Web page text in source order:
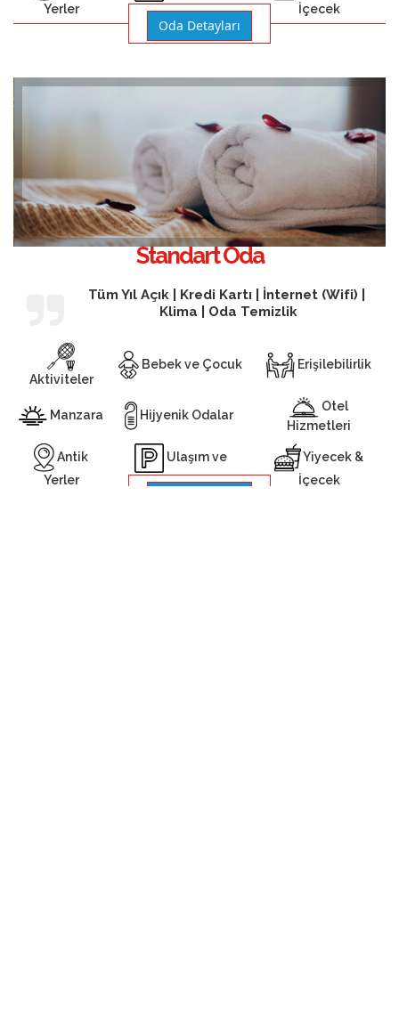
Yerler
Otopark
İçecek
Oda Detayları
Standart Oda
Tüm Yıl Açık | Kredi Kartı | İnternet (Wifi) |
Klima | Oda Temizlik
Aktiviteler
Bebek ve Çocuk Erişilebilirlik
Manzara Hijyenik Odalar
Otel
Hizmetleri
Antik
Yerler
Ulaşım ve
Otopark
Yiyecek &
İçecek